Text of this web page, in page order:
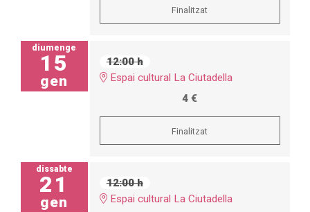
Finalitzat
diumenge
15
gen
12:00 h
Espai cultural La Ciutadella
4 €
Finalitzat
dissabte
21
gen
12:00 h
Espai cultural La Ciutadella